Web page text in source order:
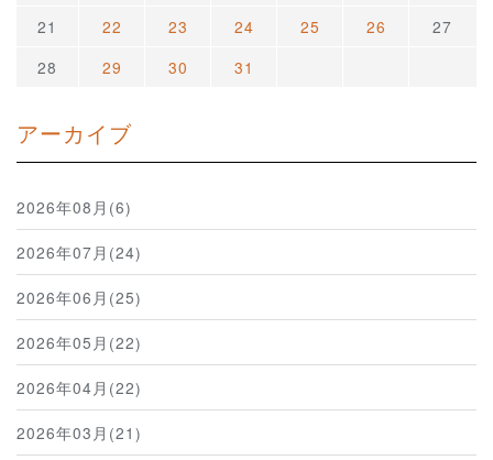
21
22 23 24 25 26
27
28
29 30 31
アーカイブ
2026年08月(6)
2026年07月(24)
2026年06月(25)
2026年05月(22)
2026年04月(22)
2026年03月(21)